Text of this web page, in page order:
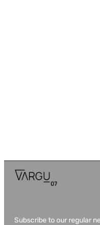
Subscribe to our regular